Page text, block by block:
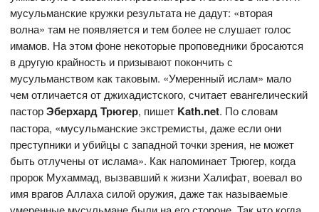
мусульманские кружки результата не дадут: «вторая
волна» там не появляется и тем более не слушает голос
имамов. На этом фоне некоторые проповедники бросаются
в другую крайность и призывают покончить с
мусульманством как таковым. «Умеренный ислам» мало
чем отличается от джихадистского, считает евангелический
пасторЭберхард Трюгер, пишет Kath.net. По словам
пастора, «мусульманские экстремисты, даже если они
преступники и убийцы с западной точки зрения, не может
быть отлучены от ислама». Как напоминает Трюгер, когда
пророк Мухаммад, вызвавший к жизни Халифат, воевал во
имя врагов Аллаха силой оружия, даже так называемые